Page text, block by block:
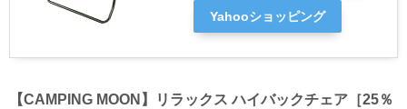
Yahooショッピング
【CAMPING MOON】リラックス ハイバックチェア［25％